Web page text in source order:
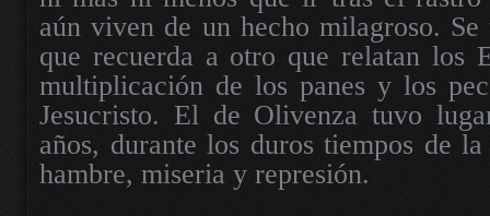
aún viven de un hecho milagroso.
que recuerda a otro que relatan los
multiplicación de los panes y los
Jesucristo. El de Olivenza tuvo
años, durante los duros tiempos de
hambre, miseria y represión.